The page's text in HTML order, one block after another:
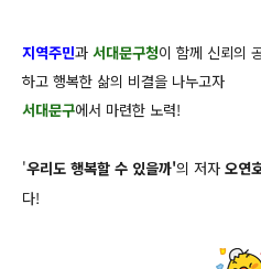
지역주민과 서대문구청이 함께 신뢰의
하고 행복한 삶의 비결을 나누고자
서대문구에서 마련한 노력!
'우리도 행복할 수 있을까'의 저자 오연
다!